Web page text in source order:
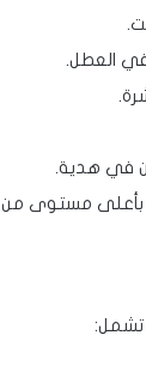
في العطل.
في هدية.
بأعلى مستوى من
تشمل: